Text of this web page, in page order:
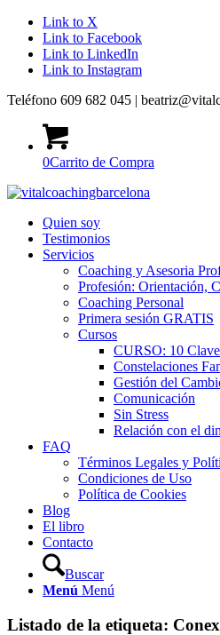
Link to X
Link to Facebook
Link to LinkedIn
Link to Instagram
Teléfono 609 682 045 |
0Carrito de Compra
Quien soy
Testimonios
Servicios
Coaching y Asesoria
Profesión: Orientación,
Coaching Personal
Primera sesión GRATIS
Cursos
CURSO: 10
Constelaciones
Gestión del
Comunicación
Sin Stress
Relación con el
FAQ
Términos Legales y
Condiciones de Uso
Política de Cookies
Blog
El libro
Contacto
Buscar
Menú Menú
Listado de la etiqueta: